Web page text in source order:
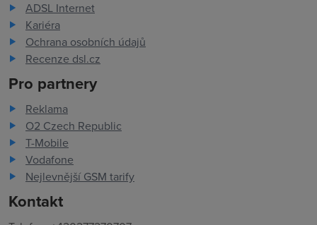
ADSL Internet
Kariéra
Ochrana osobních údajů
Recenze dsl.cz
Pro partnery
Reklama
O2 Czech Republic
T-Mobile
Vodafone
Nejlevnější GSM tarify
Kontakt